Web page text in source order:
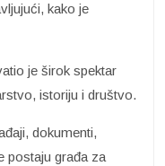
kako je
je širok spektar
istoriju i društvo.
dokumenti,
postaju građa za